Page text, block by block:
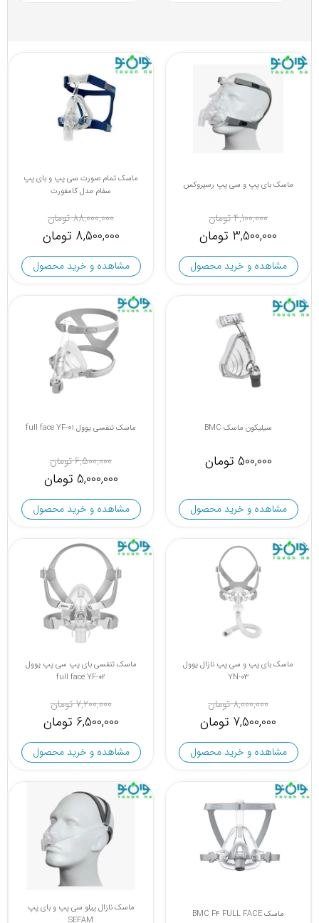
ماسک بای پپ و سی پپ رسپروکس
4,100,000 تومان
3,500,000 تومان
مشاهده و خرید محصول
ماسک تمام صورت سی پپ و بای پپ
سفام مدل کامفورت
88,000,000 تومان
8,500,000 تومان
مشاهده و خرید محصول
سیلیکون ماسک BMC
500,000 تومان
مشاهده و خرید محصول
ماسک تنفسی یوول full face YF-01
6,500,000 تومان
5,000,000 تومان
مشاهده و خرید محصول
ماسک بای پپ و سی پپ نازال یوول
YN-03
8,000,000 تومان
7,500,000 تومان
مشاهده و خرید محصول
ماسک تنفسی بای پپ سی پپ یوول
full face YF-02
7,200,000 تومان
6,500,000 تومان
مشاهده و خرید محصول
ماسک BMC F4 FULL FACE
ماسک نازال پیلو سی پپ و بای پپ
SEFAM